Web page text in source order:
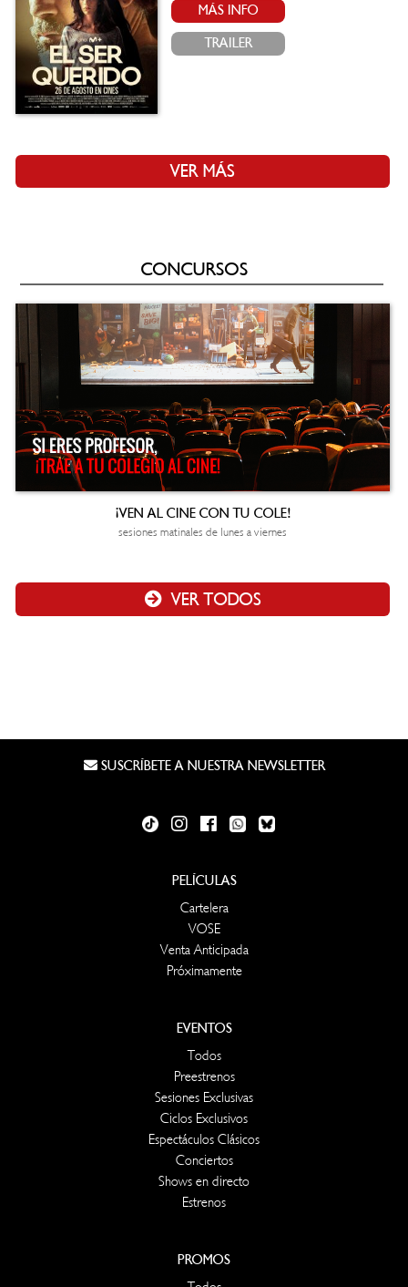
MÁS INFO
TRAILER
VER MÁS
CONCURSOS
¡VEN AL CINE CON TU COLE!
sesiones matinales de lunes a viernes
VER TODOS
SUSCRÍBETE A NUESTRA NEWSLETTER
PELÍCULAS
Cartelera
VOSE
Venta Anticipada
Próximamente
EVENTOS
Todos
Preestrenos
Sesiones Exclusivas
Ciclos Exclusivos
Espectáculos Clásicos
Conciertos
Shows en directo
Estrenos
PROMOS